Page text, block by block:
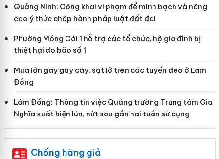
Quảng Ninh: Công khai vi phạm để minh bạch và nâng
cao ý thức chấp hành pháp luật đất đai
Phường Móng Cái 1 hỗ trợ các tổ chức, hộ gia đình bị
thiệt hại do bão số 1
Mưa lớn gây gãy cây, sạt lở trên các tuyến đèo ở Lâm
Đồng
Lâm Đồng: Thông tin việc Quảng trường Trung tâm Gia
Nghĩa xuất hiện lún, nứt sau gần hai tuần sử dụng
Chống hàng giả